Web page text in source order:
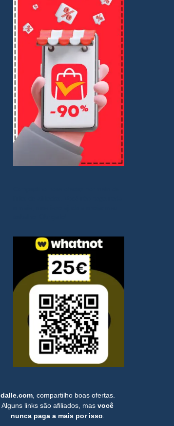
dalle.com, compartilho boas ofertas.
Alguns links são afiliados, masvocê
nunca paga a mais por isso